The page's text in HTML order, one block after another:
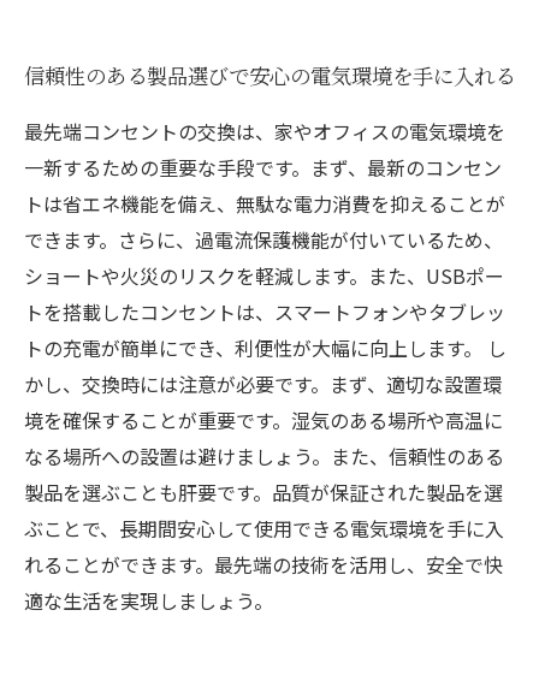
信頼性のある製品選びで安心の電気環境を手に入れる
最先端コンセントの交換は、家やオフィスの電気環境を
一新するための重要な手段です。まず、最新のコンセン
トは省エネ機能を備え、無駄な電力消費を抑えることが
できます。さらに、過電流保護機能が付いているため、
ショートや火災のリスクを軽減します。また、USBポー
トを搭載したコンセントは、スマートフォンやタブレッ
トの充電が簡単にでき、利便性が大幅に向上します。 し
かし、交換時には注意が必要です。まず、適切な設置環
境を確保することが重要です。湿気のある場所や高温に
なる場所への設置は避けましょう。また、信頼性のある
製品を選ぶことも肝要です。品質が保証された製品を選
ぶことで、長期間安心して使用できる電気環境を手に入
れることができます。最先端の技術を活用し、安全で快
適な生活を実現しましょう。